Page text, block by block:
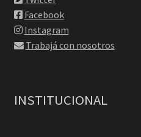
Facebook
Instagram
Trabajá con nosotros
INSTITUCIONAL